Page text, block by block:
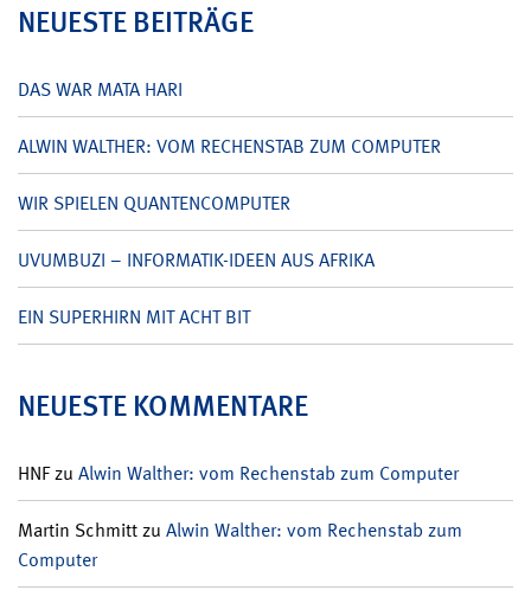
NEUESTE BEITRÄGE
DAS WAR MATA HARI
ALWIN WALTHER: VOM RECHENSTAB ZUM COMPUTER
WIR SPIELEN QUANTENCOMPUTER
UVUMBUZI – INFORMATIK-IDEEN AUS AFRIKA
EIN SUPERHIRN MIT ACHT BIT
NEUESTE KOMMENTARE
HNFzu Alwin Walther: vom Rechenstab zum Computer
Martin Schmittzu Alwin Walther: vom Rechenstab zum
Computer